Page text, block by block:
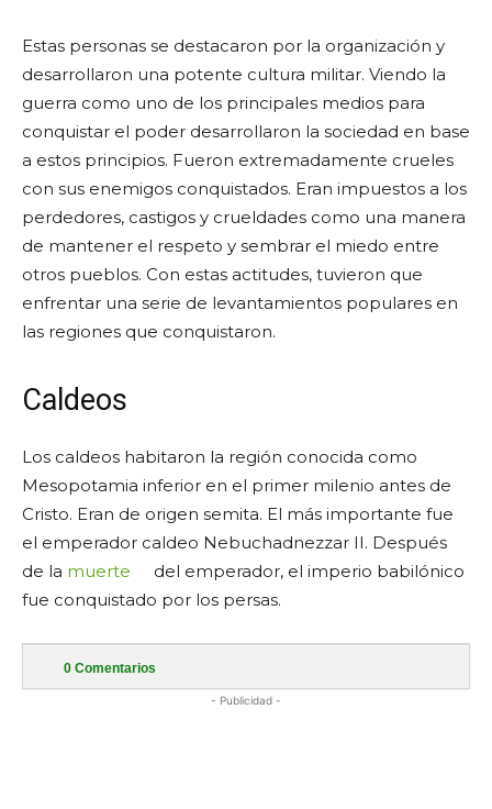
Estas personas se destacaron por la organización y
desarrollaron una potente cultura militar. Viendo la
guerra como uno de los principales medios para
conquistar el poder desarrollaron la sociedad en base
a estos principios. Fueron extremadamente crueles
con sus enemigos conquistados. Eran impuestos a los
perdedores, castigos y crueldades como una manera
de mantener el respeto y sembrar el miedo entre
otros pueblos. Con estas actitudes, tuvieron que
enfrentar una serie de levantamientos populares en
las regiones que conquistaron.
Caldeos
Los caldeos habitaron la región conocida como
Mesopotamia inferior en el primer milenio antes de
Cristo. Eran de origen semita. El más importante fue
el emperador caldeo Nebuchadnezzar II. Después
de la muerte
del emperador, el imperio babilónico
fue conquistado por los persas.
0 Comentarios
- Publicidad -